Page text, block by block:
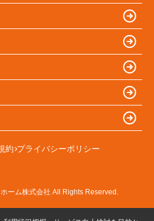
約 プライバシーポリシー
ーム株式会社 All Rights Reserved.